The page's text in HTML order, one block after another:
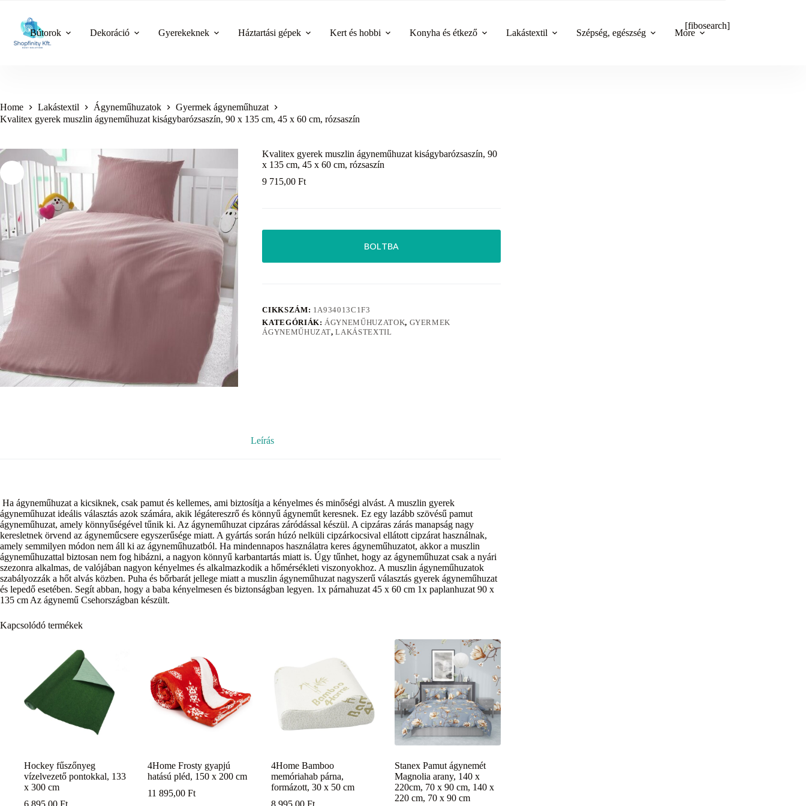
content
Bútorok Dekoráció Gyerekeknek Háztartási gépek Kert és hobbi Konyha és étkező Lakástextil Szépség, egészség More
[fibosearch]
Home Lakástextil Ágyneműhuzatok
Gyermek ágyneműhuzat
Kvalitex gyerek muszlin ágyneműhuzat kiságybarózsaszín, 90 x 135 cm, 45 x 60 cm, rózsaszín
Kvalitex gyerek muszlin ágyneműhuzat kiságybarózsaszín, 90
x 135 cm, 45 x 60 cm, rózsaszín
9 715,00Ft
BOLTBA
CIKKSZÁM: 1A934013C1F3
KATEGÓRIÁK: ÁGYNEMŰHUZATOK, GYERMEK
ÁGYNEMŰHUZAT,LAKÁSTEXTIL
Leírás
Ha ágyneműhuzat a kicsiknek, csak pamut és kellemes, ami biztosítja a kényelmes és minőségi alvást. A muszlin gyerek
ágyneműhuzat ideális választás azok számára, akik légátereszrő és könnyű ágyneműt keresnek. Ez egy lazább szövésű pamut
ágyneműhuzat, amely könnyűségével tűnik ki. Az ágyneműhuzat cipzáras záródással készül. A cipzáras zárás manapság nagy
keresletnek örvend az ágyneműcsere egyszerűsége miatt. A gyártás során húzó nelküli cipzárkocsival ellátott cipzárat használnak,
amely semmilyen módon nem áll ki az ágyneműhuzatból. Ha mindennapos használatra keres ágyneműhuzatot, akkor a muszlin
ágyneműhuzattal biztosan nem fog hibázni, a nagyon könnyű karbantartás miatt is. Úgy tűnhet, hogy az ágyneműhuzat csak a nyári
szezonra alkalmas, de valójában nagyon kényelmes és alkalmazkodik a hőmérsékleti viszonyokhoz. A muszlin ágyneműhuzatok
szabályozzák a hőt alvás közben. Puha és bőrbarát jellege miatt a muszlin ágyneműhuzat nagyszerű választás gyerek ágyneműhuzat
és lepedő esetében. Segít abban, hogy a baba kényelmesen és biztonságban legyen. 1x párnahuzat 45 x 60 cm 1x paplanhuzat 90 x
135 cm Az ágynemű Csehországban készült.
Kapcsolódó termékek
Hockey fűszőnyeg
vízelvezető pontokkal, 133
x 300 cm
6 895,00 Ft
4Home Frosty gyapjú
hatású pléd, 150 x 200 cm
11 895,00Ft
4Home Bamboo
memóriahab párna,
formázott, 30 x 50 cm
8 995,00Ft
Stanex Pamut ágynemét
Magnolia arany, 140 x
220cm, 70 x 90 cm, 140 x
220 cm, 70 x 90 cm